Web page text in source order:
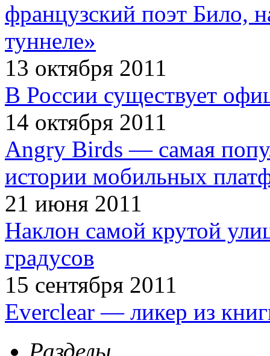
французский поэт Било,
туннеле»
13 октября 2011
В России существует
14 октября 2011
Angry Birds — самая
истории мобильных
21 июня 2011
Наклон самой крутой
градусов
15 сентября 2011
Everclear — ликер из